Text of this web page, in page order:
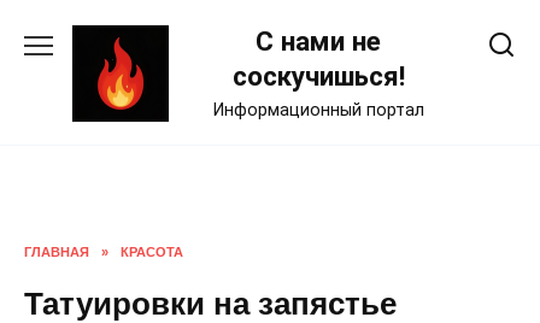
С нами не
соскучишься!
Информационный портал
ГЛАВНАЯ » КРАСОТА
Татуировки на запястье